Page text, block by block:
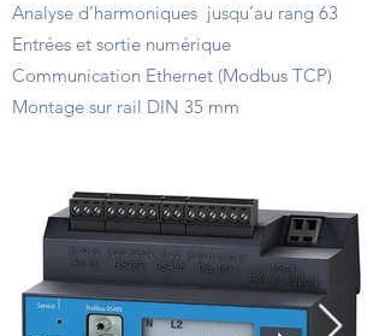
Analyse d’harmoniques jusqu’au rang 63
Entrées et sortie numérique
Communication Ethernet (Modbus TCP)
Montage sur rail DIN 35 mm